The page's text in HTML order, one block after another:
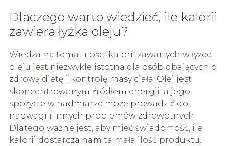
Dlaczego warto wiedzieć, ile kalorii
zawiera łyżka oleju?
Wiedza na temat ilości kalorii zawartych w łyżce
oleju jest niezwykle istotna dla osób dbających o
zdrową dietę i kontrolę masy ciała. Olej jest
skoncentrowanym źródłem energii, a jego
spożycie w nadmiarze może prowadzić do
nadwagi i innych problemów zdrowotnych.
Dlatego ważne jest, aby mieć świadomość, ile
kalorii dostarcza nam ta mała ilość produktu.